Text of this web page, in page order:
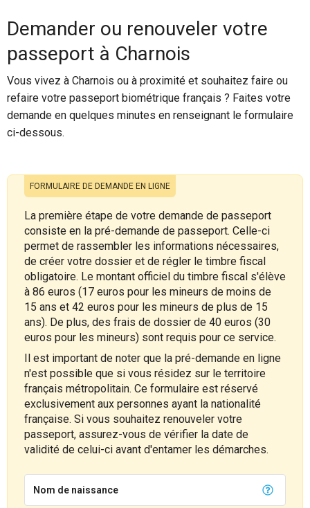
Demander ou renouveler votre
passeport à Charnois
Vous vivez à Charnois ou à proximité et souhaitez faire ou
refaire votre passeport biométrique français ? Faites votre
demande en quelques minutes en renseignant le formulaire
ci-dessous.
FORMULAIRE DE DEMANDE EN LIGNE
La première étape de votre demande de passeport
consiste en la pré-demande de passeport. Celle-ci
permet de rassembler les informations nécessaires,
de créer votre dossier et de régler le timbre fiscal
obligatoire. Le montant officiel du timbre fiscal s'élève
à 86 euros (17 euros pour les mineurs de moins de
15 ans et 42 euros pour les mineurs de plus de 15
ans). De plus, des frais de dossier de 40 euros (30
euros pour les mineurs) sont requis pour ce service.
Il est important de noter que la pré-demande en ligne
n'est possible que si vous résidez sur le territoire
français métropolitain. Ce formulaire est réservé
exclusivement aux personnes ayant la nationalité
française. Si vous souhaitez renouveler votre
passeport, assurez-vous de vérifier la date de
validité de celui-ci avant d'entamer les démarches.
Nom de naissance